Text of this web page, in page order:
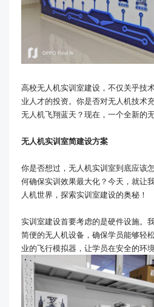
高校无人机实训室建设，不仅关乎技
业人才的投资。你是否对无人机技术
无人机飞翔蓝天？现在，一个全新的
无人机实训室简建设方案
你是否想过，无人机实训室到底应该
何确保实训效果最大化？今天，就让
人机世界，探索实训室建设的奥秘！
实训室建设首要考虑的是硬件设施。
简便的无人机设备，确保学员能够轻
业的飞行模拟器，让学员在安全的环